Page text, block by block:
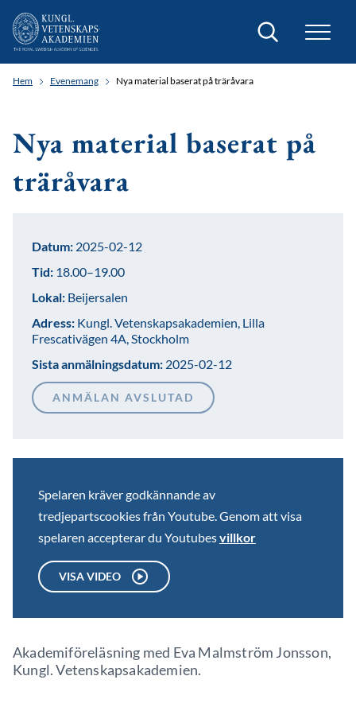
Sök
Hem Evenemang Nya material baserat på träråvara
Nya material baserat på
träråvara
Spelaren kräver godkännande av
tredjepartscookies från Youtube. Genom att visa
spelaren accepterar du Youtubesvillkor
VISA VIDEO
Akademiföreläsning med Eva Malmström Jonsson,
Kungl. Vetenskapsakademien.
Datum: 2025-02-12
Tid: 18.00–19.00
Lokal: Beijersalen
Adress: Kungl. Vetenskapsakademien, Lilla
Frescativägen 4A, Stockholm
Sista anmälningsdatum: 2025-02-12
ANMÄLAN AVSLUTAD